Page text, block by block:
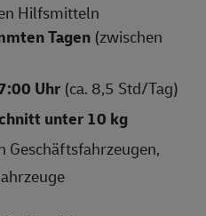
Hilfsmitteln
Tagen (zwischen
Uhr (ca. 8,5 Std/Tag)
unter 10 kg
Geschäftsfahrzeugen,